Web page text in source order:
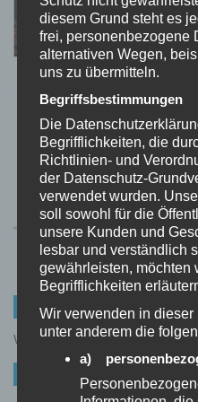
0 KOMMENTARE
Pikst euch
Voodoo-
ever ist
0 KOMMENTARE
Klein, süß
Diese
Hingucker!
0 KOMMENTARE
UNSERE RATGEBER
Was sind Frauen-Gadgets?
diesem Grund steht es
frei, personenbezogene
alternativen Wegen,
uns zu übermitteln.
Begriffsbestimmungen
Die
Begrifflichkeiten, die
Richtlinien- und
der Datenschutz-
verwendet wurden.
soll sowohl für die
unsere Kunden und
lesbar und verständlich
gewährleisten, möchten
Begrifflichkeiten
Wir verwenden in
unter anderem die
a)